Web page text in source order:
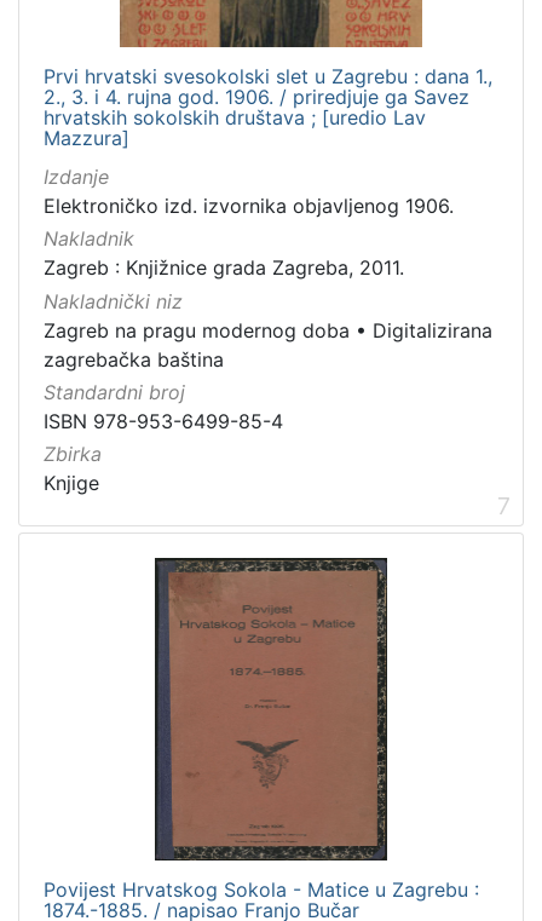
Prvi hrvatski svesokolski slet u Zagrebu : dana 1.,
2., 3. i 4. rujna god. 1906. / priredjuje ga Savez
hrvatskih sokolskih društava ; [uredio Lav
Mazzura]
Izdanje
Elektroničko izd. izvornika objavljenog 1906.
Nakladnik
Zagreb : Knjižnice grada Zagreba, 2011.
Nakladnički niz
Zagreb na pragu modernog doba • Digitalizirana
zagrebačka baština
Standardni broj
ISBN 978-953-6499-85-4
Zbirka
Knjige
7
Povijest Hrvatskog Sokola - Matice u Zagrebu :
1874.-1885. / napisao Franjo Bučar